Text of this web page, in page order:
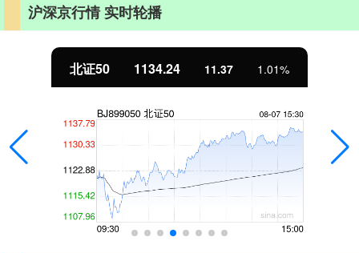
沪深京行情 实时轮播
北证50 1134.24 11.37 1.01%